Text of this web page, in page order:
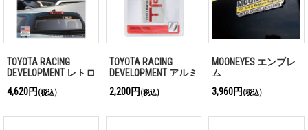
TOYOTA RACING
DEVELOPMENT レトロ
ール
4,620円 (税込)
TOYOTA RACING
DEVELOPMENT アルミ
2,200円 (税込)
MOONEYES エンブレ
ム
3,960円 (税込)